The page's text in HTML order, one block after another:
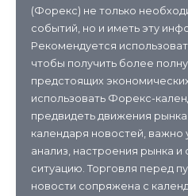
(Форекс) не только
событий, но и иметь эту
Рекомендуется
чтобы получить более
предстоящих
использовать Форекс-
предвидеть движения
календаря новостей, важно
анализ, настроения рынка
ситуацию. Торговля перед
новости сопряжена с